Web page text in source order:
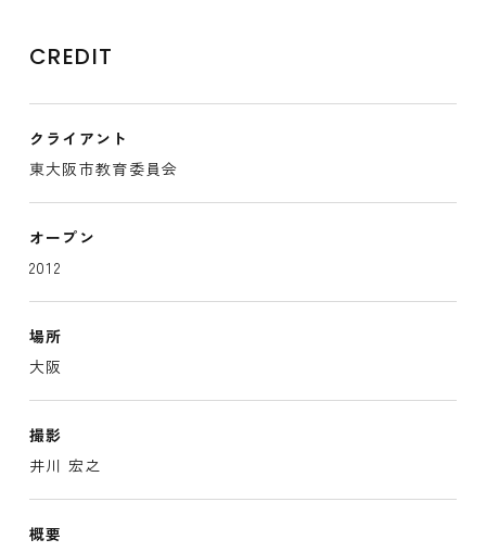
CREDIT
クライアント
東大阪市教育委員会
オープン
2012
場所
大阪
撮影
井川 宏之
概要